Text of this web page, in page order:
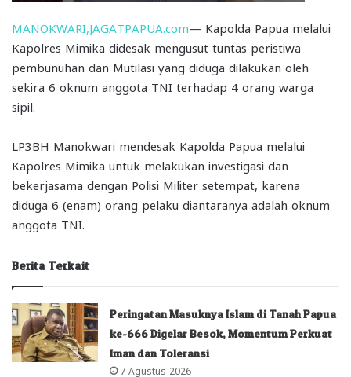
MANOKWARI,JAGATPAPUA.com— Kapolda Papua melalui
Kapolres Mimika didesak mengusut tuntas peristiwa
pembunuhan dan Mutilasi yang diduga dilakukan oleh
sekira 6 oknum anggota TNI terhadap 4 orang warga
sipil.
LP3BH Manokwari mendesak Kapolda Papua melalui
Kapolres Mimika untuk melakukan investigasi dan
bekerjasama dengan Polisi Militer setempat, karena
diduga 6 (enam) orang pelaku diantaranya adalah oknum
anggota TNI.
Berita Terkait
Peringatan Masuknya Islam di Tanah Papua
ke-666 Digelar Besok, Momentum Perkuat
Iman dan Toleransi
7 Agustus 2026